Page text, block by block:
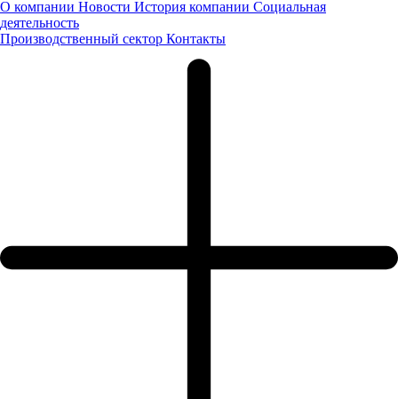
О компании Новости История компании Социальная
деятельность
Производственный сектор Контакты
01.02.2024
Новости